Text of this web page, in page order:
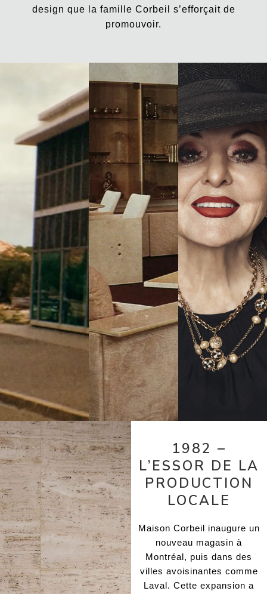
design que la famille Corbeil s’efforçait de
promouvoir.
1982 –
L’ESSOR DE LA
PRODUCTION
LOCALE
Maison Corbeil inaugure un
nouveau magasin à
Montréal, puis dans des
villes avoisinantes comme
Laval. Cette expansion a